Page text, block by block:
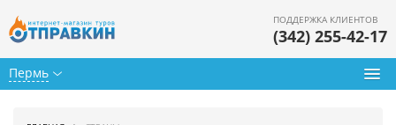
Пермь
ПОДДЕРЖКА КЛИЕНТОВ
(342) 255-42-17